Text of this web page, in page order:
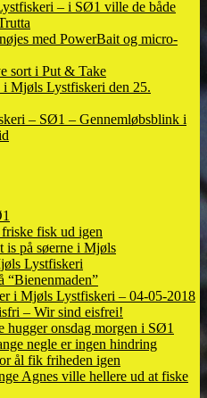
– i SØ1 ville de både
med PowerBait og micro-
sort i Put & Take
Mjøls Lystfiskeri den 25.
– SØ1 – Gennemløbsblink i
fisk ud igen
is på søerne i Mjøls
Lystfiskeri
“Bienenmaden”
i Mjøls Lystfiskeri – 04-05-2018
– Wir sind eisfrei!
onsdag morgen i SØ1
negle er ingen hindring
ål fik friheden igen
Agnes ville hellere ud at fiske